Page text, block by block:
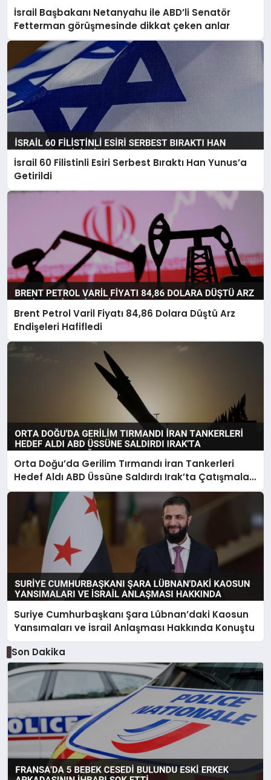
İsrail Başbakanı Netanyahu ile ABD’li Senatör
Fetterman görüşmesinde dikkat çeken anlar
İsrail 60 Filistinli Esiri Serbest Bıraktı Han Yunus’a
Getirildi
Brent Petrol Varil Fiyatı 84,86 Dolara Düştü Arz
Endişeleri Hafifledi
Orta Doğu’da Gerilim Tırmandı İran Tankerleri
Hedef Aldı ABD Üssüne Saldırdı Irak’ta Çatışmalar
Yoğunlaştı
Suriye Cumhurbaşkanı Şara Lübnan’daki Kaosun
Yansımaları ve İsrail Anlaşması Hakkında Konuştu
Son Dakika